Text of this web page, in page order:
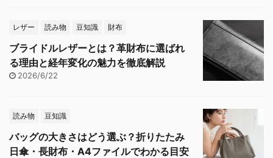
レザー 読み物 豆知識 財布
ブライドルレザーとは？革財布に選ばれ
る理由と経年変化の魅力を徹底解説
2026/6/22
読み物 豆知識
バッグの大きさはどう選ぶ？折りたたみ
日傘・長財布・A4ファイルでわかる目安